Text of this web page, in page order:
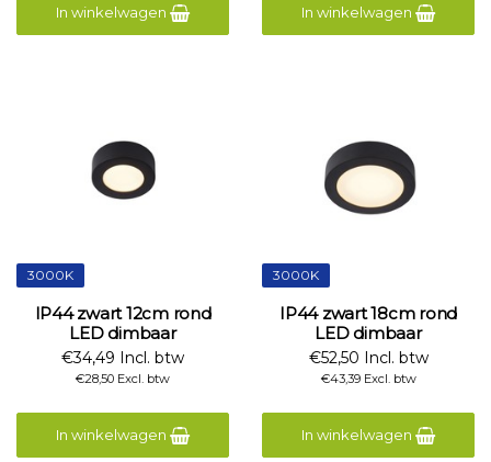
In winkelwagen In winkelwagen
3000K
IP44 zwart 12cm rond
LED dimbaar
€34,49 Incl. btw
€28,50 Excl. btw
In winkelwagen
3000K
IP44 zwart 18cm rond
LED dimbaar
€52,50 Incl. btw
€43,39 Excl. btw
In winkelwagen